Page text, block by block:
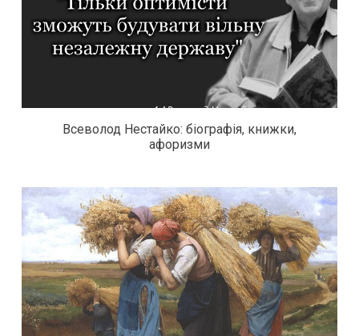
Всеволод Нестайко: біографія, книжки,
афоризми